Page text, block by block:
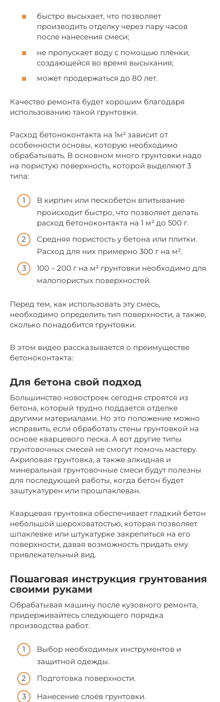
быстро высыхает, что позволяет
производить отделку через пару часов
после нанесения смеси;
не пропускает воду с помощью плёнки,
создающейся во время высыхания;
может продержаться до 80 лет.
Качество ремонта будет хорошим благодаря
использованию такой грунтовки.
Расход бетоноконтакта на 1м² зависит от
особенности основы, которую необходимо
обрабатывать. В основном много грунтовки надо
на пористую поверхность, которой выделяют 3
типа:
В кирпич или пескобетон впитывание
происходит быстро, что позволяет делать
расход бетоноконтакта на 1 м² до 500 г.
Средняя пористость у бетона или плитки.
Расход для них примерно 300 г на м².
100 – 200 г на м² грунтовки необходимо для
малопористых поверхностей.
Перед тем, как использовать эту смесь,
необходимо определить тип поверхности, а также,
сколько понадобится грунтовки.
В этом видео рассказывается о преимуществе
бетоноконтакта:
Для бетона свой подход
Большинство новостроек сегодня строятся из
бетона, который трудно поддается отделке
другими материалами. Но это положение можно
исправить, если обработать стены грунтовкой на
основе кварцевого песка. А вот другие типы
грунтовочных смесей не смогут помочь мастеру.
Акриловая грунтовка, а также алкидная и
минеральная грунтовочные смеси будут полезны
для последующей работы, когда бетон будет
заштукатурен или прошпаклеван.
Кварцевая грунтовка обеспечивает гладкий бетон
небольшой шероховатостью, которая позволяет
шпаклевке или штукатурке закрепиться на его
поверхности, давая возможность придать ему
привлекательный вид.
Пошаговая инструкция грунтования
своими руками
Обрабатывая машину после кузовного ремонта,
придерживайтесь следующего порядка
производства работ.
Выбор необходимых инструментов и
защитной одежды.
Подготовка поверхности.
Нанесение слоёв грунтовки.